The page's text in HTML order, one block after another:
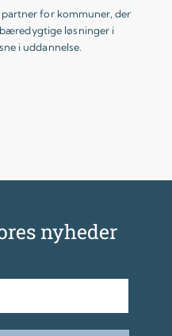
for kommuner, der
løsninger i
i uddannelse.
nyheder